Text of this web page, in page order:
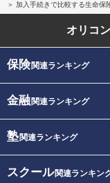
加入手続きで比較する生命保
オリコ
保険関連ランキング
金融関連ランキング
塾関連ランキング
スクール関連ランキン